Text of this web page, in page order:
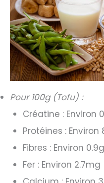
Pour 100g (Tofu) :
Créatine : Environ
Protéines : Environ
Fibres : Environ 0.9g
Fer : Environ 2.7mg